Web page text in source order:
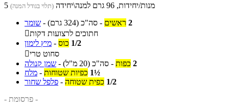
5 מנות/יחידות, 96 גרם למנה\יחידה (תלוי בגודל המנה)
שומר - 2 ראשים - סה"כ (324 גרם)
חתוכים לרצועות דקות
מיץ לימון - 1/2 כוס
סחוט טרי
שמן קנולה - 2 כפות - סה"כ (20 מ"ל)
מלח - 1½ כפיות שטוחות
פלפל שחור - 1/2 כפית שטוחה
- פרסומת -